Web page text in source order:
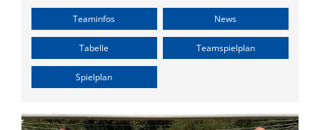
Teaminfos News
Tabelle Teamspielplan
Spielplan